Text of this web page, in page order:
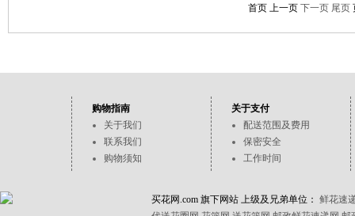
首页 上一页 下一页 尾页
购物指南
关于我们
联系我们
购物须知
关于支付
配送范围及费用
保密安全
工作时间
买花网.com 旗下网站 上级及兄弟单位： 鲜花速